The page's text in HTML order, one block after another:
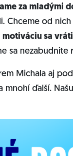
za mladými
Chceme od
motiváciu sa
sa nezabudnite
Michala aj
mnohí ďalší.